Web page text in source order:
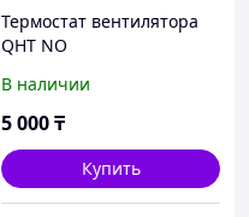
Термостат вентилятора
QHT NO
В наличии
5 000₸
Купить